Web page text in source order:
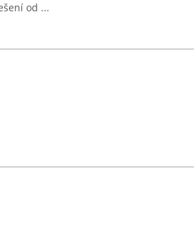
od ...